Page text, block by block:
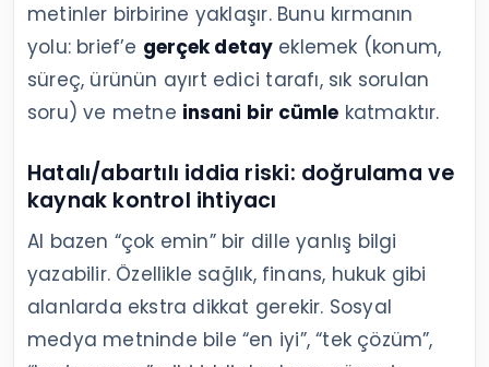
metinler birbirine yaklaşır. Bunu kırmanın
yolu: brief’e gerçek detayeklemek (konum,
süreç, ürünün ayırt edici tarafı, sık sorulan
soru) ve metne insani bir cümle katmaktır.
Hatalı/abartılı iddia riski: doğrulama ve
kaynak kontrol ihtiyacı
AI bazen “çok emin” bir dille yanlış bilgi
yazabilir. Özellikle sağlık, finans, hukuk gibi
alanlarda ekstra dikkat gerekir. Sosyal
medya metninde bile “en iyi”, “tek çözüm”,